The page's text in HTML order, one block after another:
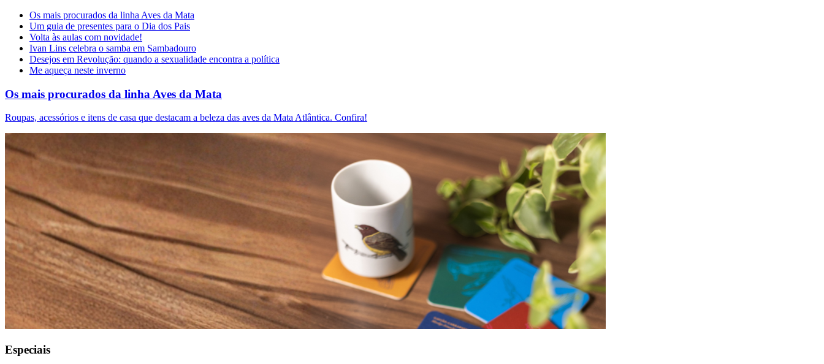
Os mais procurados da linha Aves da Mata
Um guia de presentes para o Dia dos Pais
Volta às aulas com novidade!
Ivan Lins celebra o samba em Sambadouro
Desejos em Revolução: quando a sexualidade encontra a política
Me aqueça neste inverno
Os mais procurados da linha Aves da Mata
Roupas, acessórios e itens de casa que destacam a beleza das aves da Mata Atlântica. Confira!
Especiais